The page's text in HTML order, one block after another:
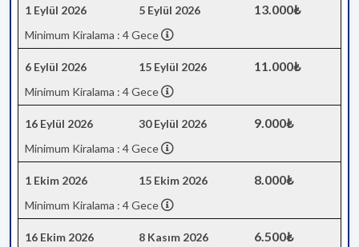
1 Eylül 2026 5 Eylül 2026 13.000₺
Minimum Kiralama : 4 Gece
6 Eylül 2026 15 Eylül 2026 11.000₺
Minimum Kiralama : 4 Gece
16 Eylül 2026 30 Eylül 2026 9.000₺
Minimum Kiralama : 4 Gece
1 Ekim 2026 15 Ekim 2026 8.000₺
Minimum Kiralama : 4 Gece
16 Ekim 2026 8 Kasım 2026 6.500₺